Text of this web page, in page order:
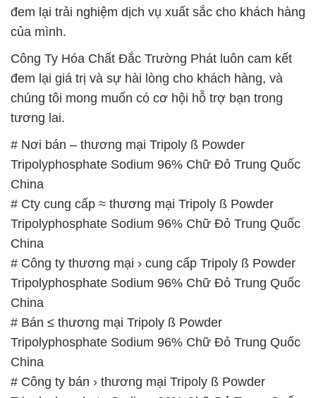
đem lại trải nghiệm dịch vụ xuất sắc cho khách hàng
của mình.
Công Ty Hóa Chất Đắc Trường Phát luôn cam kết
đem lại giá trị và sự hài lòng cho khách hàng, và
chúng tôi mong muốn có cơ hội hỗ trợ bạn trong
tương lai.
# Nơi bán – thương mại Tripoly ß Powder
Tripolyphosphate Sodium 96% Chữ Đỏ Trung Quốc
China
# Cty cung cấp ≈ thương mại Tripoly ß Powder
Tripolyphosphate Sodium 96% Chữ Đỏ Trung Quốc
China
# Công ty thương mại › cung cấp Tripoly ß Powder
Tripolyphosphate Sodium 96% Chữ Đỏ Trung Quốc
China
# Bán ≤ thương mại Tripoly ß Powder
Tripolyphosphate Sodium 96% Chữ Đỏ Trung Quốc
China
# Công ty bán › thương mại Tripoly ß Powder